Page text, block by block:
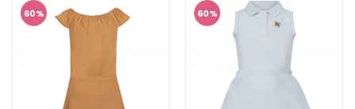
60% 60%